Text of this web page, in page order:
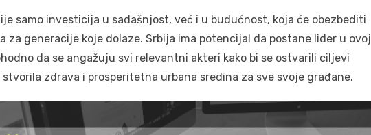
samo investicija u sadašnjost, već i u budućnost, koja će obezbediti
za generacije koje dolaze. Srbija ima potencijal da postane lider u ovoj
da se angažuju svi relevantni akteri kako bi se ostvarili ciljevi
zdrava i prosperitetna urbana sredina za sve svoje građane.